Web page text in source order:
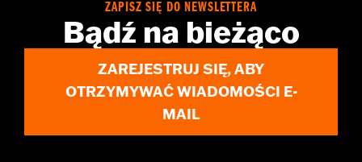
ZAPISZ SIĘ DO NEWSLETTERA
Bądź na bieżąco
ZAREJESTRUJ SIĘ, ABY
OTRZYMYWAĆ WIADOMOŚCI E-
MAIL